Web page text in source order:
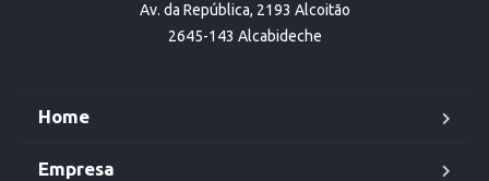
Av. da República, 2193 Alcoitão
2645-143 Alcabideche
Home
Empresa